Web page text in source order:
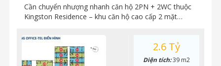
Cần chuyển nhượng nhanh căn hộ 2PN + 2WC thuộc
Kingston Residence – khu căn hộ cao cấp 2 mặt…
2.6 Tỷ
Diện tích:39 m2